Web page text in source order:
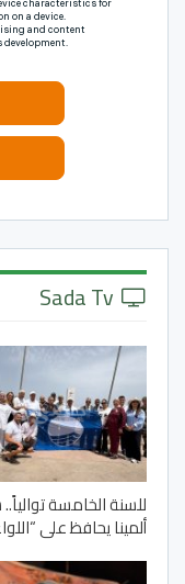
للسنة الخامسة
ألمينا يحافظ على